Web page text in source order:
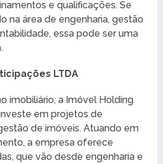
e qualificações. Se
na área de engenharia, gestão
essa pode ser uma
LTDA
imobiliário, a Imóvel Holding
em projetos de
de imóveis. Atuando em
a empresa oferece
que vão desde engenharia e